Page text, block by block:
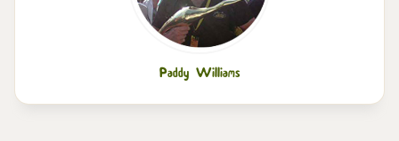
Paddy Williams